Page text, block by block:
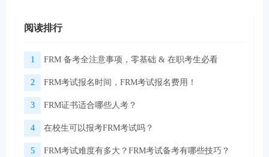
阅读排行
1 FRM 备考全注意事项，零基础 & 在职考生必看
2 FRM考试报名时间，FRM考试报名费用！
3 FRM证书适合哪些人考？
4 在校生可以报考FRM考试吗？
5 FRM考试难度有多大？FRM考试备考有哪些技巧？